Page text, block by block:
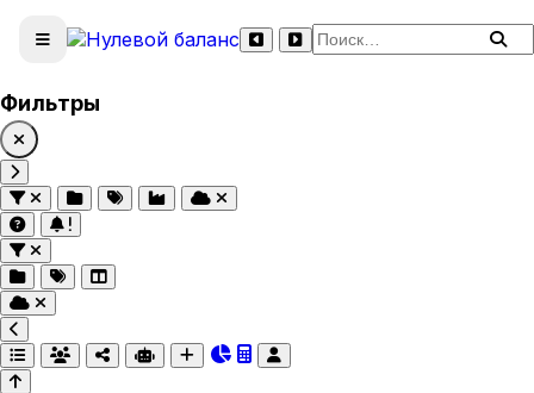
Поиск по сайту
Фильтры